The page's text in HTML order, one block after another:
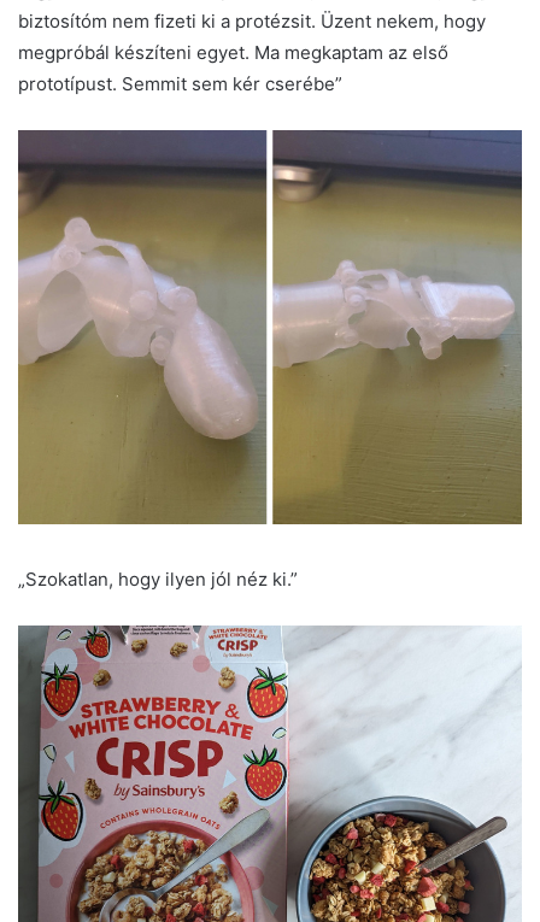
biztosítóm nem fizeti ki a protézsit. Üzent nekem, hogy
megpróbál készíteni egyet. Ma megkaptam az első
prototípust. Semmit sem kér cserébe”
„Szokatlan, hogy ilyen jól néz ki.”